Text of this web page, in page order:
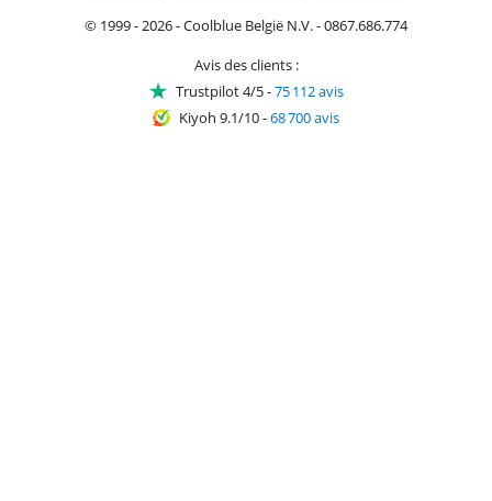
© 1999 - 2026 - Coolblue België N.V. - 0867.686.774
Avis des clients :
Trustpilot 4/5-75 112 avis
Kiyoh 9.1/10-68 700 avis